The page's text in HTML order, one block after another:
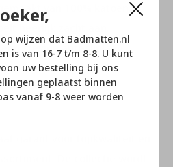
wijzen dat Badmatten.nl
is van 16-7 t/m 8-8. U kunt
uw bestelling bij ons
geplaatst binnen
vanaf 9-8 weer worden
van 100% katoen, is
heerlijk zacht aan.
stevige anti-sliplaag